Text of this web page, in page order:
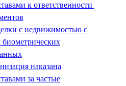
к ответственности
с недвижимостью с
биометрических
наказана
за частые